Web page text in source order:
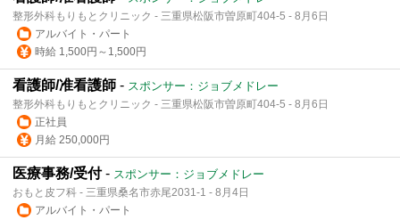
整形外科もりもとクリニック - 三重県松阪市曽原町404-5 - 8月6日
アルバイト・パート
時給 1,500円～1,500円
看護師/准看護師 - スポンサー：ジョブメドレー
整形外科もりもとクリニック - 三重県松阪市曽原町404-5 - 8月6日
正社員
月給 250,000円
医療事務/受付- スポンサー：ジョブメドレー
おもと皮フ科 - 三重県桑名市赤尾2031-1 - 8月4日
アルバイト・パート